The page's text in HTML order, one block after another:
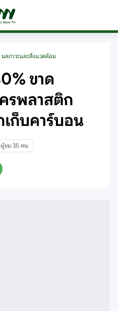
มลภาวะและสิ่งแวดล้อม
ขาด
รพลาสติก
ก็บคาร์บอน
ผู้ชม 35 คน